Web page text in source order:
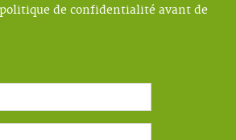
de confidentialité avant de